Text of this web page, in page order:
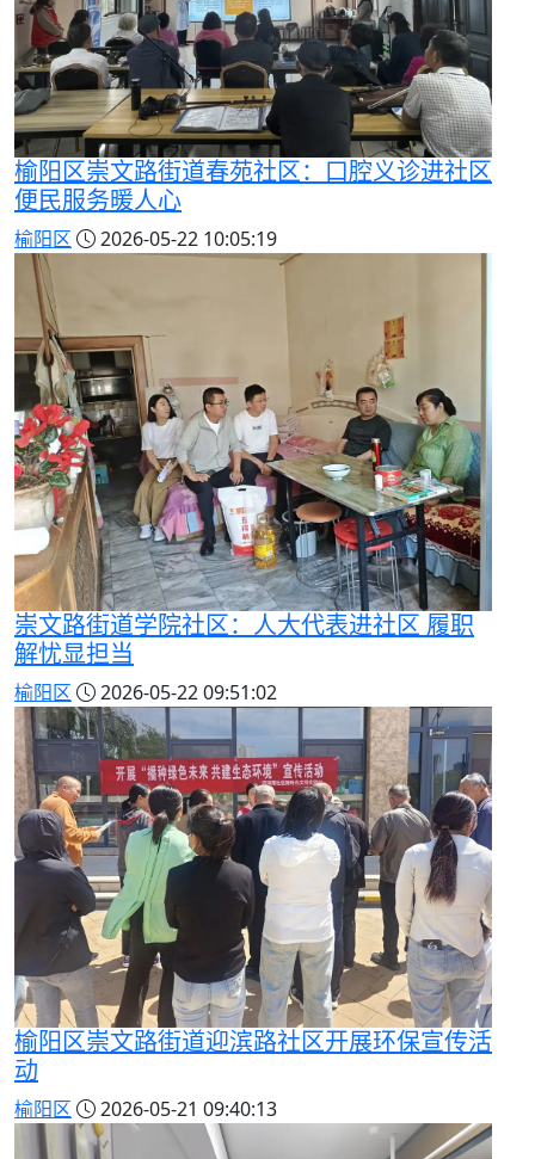
榆阳区崇文路街道春苑社区：口腔义诊进社区
便民服务暖人心
榆阳区 2026-05-22 10:05:19
崇文路街道学院社区：人大代表进社区 履职
解忧显担当
榆阳区 2026-05-22 09:51:02
榆阳区崇文路街道迎滨路社区开展环保宣传活
动
榆阳区 2026-05-21 09:40:13